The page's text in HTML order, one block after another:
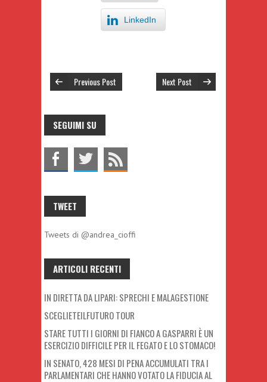
LinkedIn
Next Post
Previous Post
SEGUIMI SU
TWEET
Tweets di @andrea_cioffi
ARTICOLI RECENTI
IN DIRETTA DA LIPARI: SPRECHI E MALAGESTIONE
SCEGLIETEILFUTURO TOUR
STARE TUTTI I GIORNI DI FIANCO A GASPARRI È UN
ESERCIZIO DIFFICILE PER IL FEGATO E LO STOMACO!
IN SENATO, 428 MESI DI PENA ACCUMULATI TRA I
PARLAMENTARI CHE HANNO VOTATO LA FIDUCIA AL